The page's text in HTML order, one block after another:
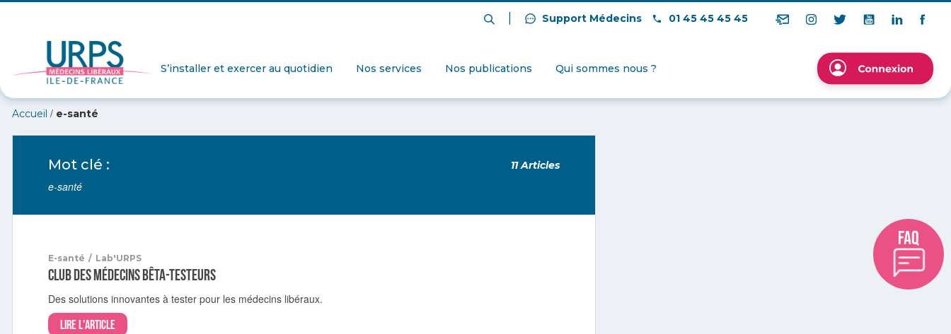
Support Médecins 01 45 45 45 45
S’installer et exercer au quotidien Nos services Nos publications Qui sommes nous ?
Accueil / e-santé
Mot clé : 11 Articles
e-santé
E-santé / Lab'URPS
Club des médecins bêta-testeurs
Des solutions innovantes à tester pour les médecins libéraux.
Lire l'article